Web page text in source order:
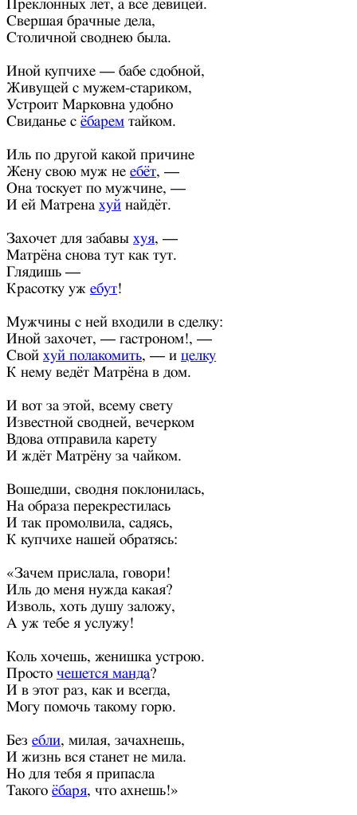
Преклонных лет, а всё девицей.
Свершая брачные дела,
Столичной своднею была.
Иной купчихе — бабе сдобной,
Живущей с мужем-стариком,
Устроит Марковна удобно
Свиданье с ёбарем тайком.
Иль по другой какой причине
Жену свою муж не ебёт, —
Она тоскует по мужчине, —
И ей Матрена хуй найдёт.
Захочет для забавы хуя, —
Матрёна снова тут как тут.
Глядишь —
Красотку уж ебут!
Мужчины с ней входили в сделку:
Иной захочет, — гастроном!, —
Свой хуй полакомить, — и целку
К нему ведёт Матрёна в дом.
И вот за этой, всему свету
Известной сводней, вечерком
Вдова отправила карету
И ждёт Матрёну за чайком.
Вошедши, сводня поклонилась,
На образа перекрестилась
И так промолвила, садясь,
К купчихе нашей обратясь:
«Зачем прислала, говори!
Иль до меня нужда какая?
Изволь, хоть душу заложу,
А уж тебе я услужу!
Коль хочешь, женишка устрою.
Просто чешется манда?
И в этот раз, как и всегда,
Могу помочь такому горю.
Без ебли, милая, зачахнешь,
И жизнь вся станет не мила.
Но для тебя я припасла
Такого ёбаря, что ахнешь!»